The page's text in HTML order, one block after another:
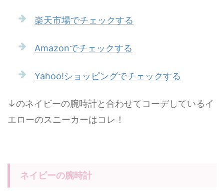
楽天市場でチェックする
Amazonでチェックする
Yahoo!ショッピングでチェックする
↓のネイビーの腕時計と合わせてコーデしているイ
エローのスニーカーはコレ！
ネイビーの腕時計